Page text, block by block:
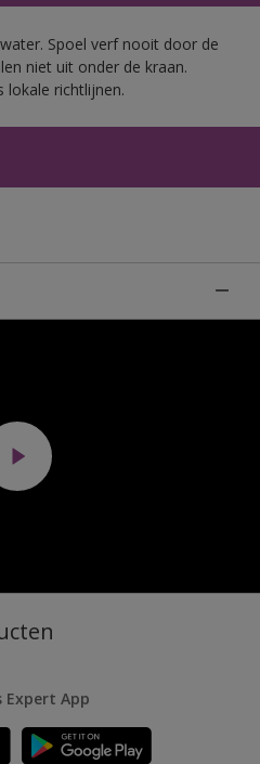
Spoel verf nooit door de
niet uit onder de kraan.
lokale richtlijnen.
Expert App